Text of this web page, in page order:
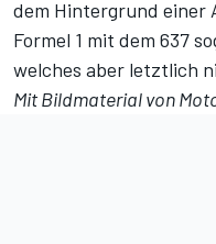
dem Hintergrund einer
Formel 1 mit dem 637
welches aber letztlich
Mit Bildmaterial von